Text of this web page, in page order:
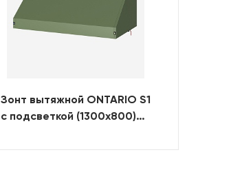
Зонт вытяжной ONTARIO S1
с подсветкой (1300x800)